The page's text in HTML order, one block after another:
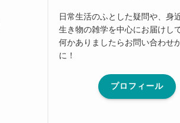
日常生活のふとした疑問や、身
生き物の雑学を中心にお届けし
何かありましたらお問い合わせ
に！
プロフィール